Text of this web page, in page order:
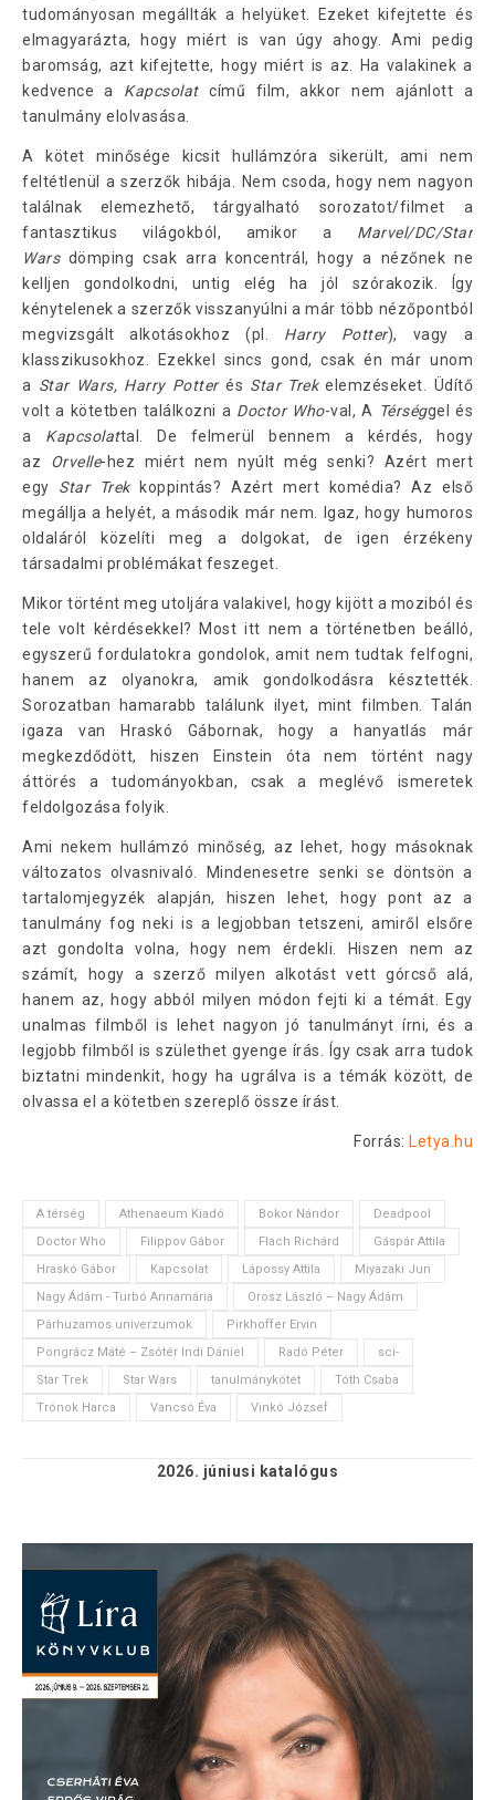
tudományosan megállták a helyüket. Ezeket kifejtette és
elmagyarázta, hogy miért is van úgy ahogy. Ami pedig
baromság, azt kifejtette, hogy miért is az. Ha valakinek a
kedvence a Kapcsolatcímű film, akkor nem ajánlott a
tanulmány elolvasása.
A kötet minősége kicsit hullámzóra sikerült, ami nem
feltétlenül a szerzők hibája. Nem csoda, hogy nem nagyon
találnak elemezhető, tárgyalható sorozatot/filmet a
fantasztikus világokból, amikor a Marvel/DC/Star
Warsdömping csak arra koncentrál, hogy a nézőnek ne
kelljen gondolkodni, untig elég ha jól szórakozik. Így
kénytelenek a szerzők visszanyúlni a már több nézőpontból
megvizsgált alkotásokhoz (pl. Harry Potter), vagy a
klasszikusokhoz. Ezekkel sincs gond, csak én már unom
a Star Wars, Harry Potterés Star Trekelemzéseket. Üdítő
volt a kötetben találkozni a Doctor Who-val, A Térséggel és
a Kapcsolattal. De felmerül bennem a kérdés, hogy
az Orvelle-hez miért nem nyúlt még senki? Azért mert
egy Star Trekkoppintás? Azért mert komédia? Az első
megállja a helyét, a második már nem. Igaz, hogy humoros
oldaláról közelíti meg a dolgokat, de igen érzékeny
társadalmi problémákat feszeget.
Mikor történt meg utoljára valakivel, hogy kijött a moziból és
tele volt kérdésekkel? Most itt nem a történetben beálló,
egyszerű fordulatokra gondolok, amit nem tudtak felfogni,
hanem az olyanokra, amik gondolkodásra késztették.
Sorozatban hamarabb találunk ilyet, mint filmben. Talán
igaza van Hraskó Gábornak, hogy a hanyatlás már
megkezdődött, hiszen Einstein óta nem történt nagy
áttörés a tudományokban, csak a meglévő ismeretek
feldolgozása folyik.
Ami nekem hullámzó minőség, az lehet, hogy másoknak
változatos olvasnivaló. Mindenesetre senki se döntsön a
tartalomjegyzék alapján, hiszen lehet, hogy pont az a
tanulmány fog neki is a legjobban tetszeni, amiről elsőre
azt gondolta volna, hogy nem érdekli. Hiszen nem az
számít, hogy a szerző milyen alkotást vett górcső alá,
hanem az, hogy abból milyen módon fejti ki a témát. Egy
unalmas filmből is lehet nagyon jó tanulmányt írni, és a
legjobb filmből is születhet gyenge írás. Így csak arra tudok
biztatni mindenkit, hogy ha ugrálva is a témák között, de
olvassa el a kötetben szereplő össze írást.
Forrás: Letya.hu
A térség Athenaeum Kiadó Bokor Nándor
Deadpool
Doctor Who
Filippov Gábor Flach Richárd
Gáspár Attila
Hraskó Gábor
Kapcsolat Lápossy Attila
Miyazaki Jun
Nagy Ádám - Turbó Annamária
Orosz László – Nagy Ádám
Párhuzamos univerzumok
Pirkhoffer Ervin
Pongrácz Máté – Zsótér Indi Dániel
Radó Péter
sci-
Star Trek
Star Wars tanulmánykötet
Tóth Csaba
Trónok Harca
Vancsó Éva Vinkó József
2026. júniusi katalógus